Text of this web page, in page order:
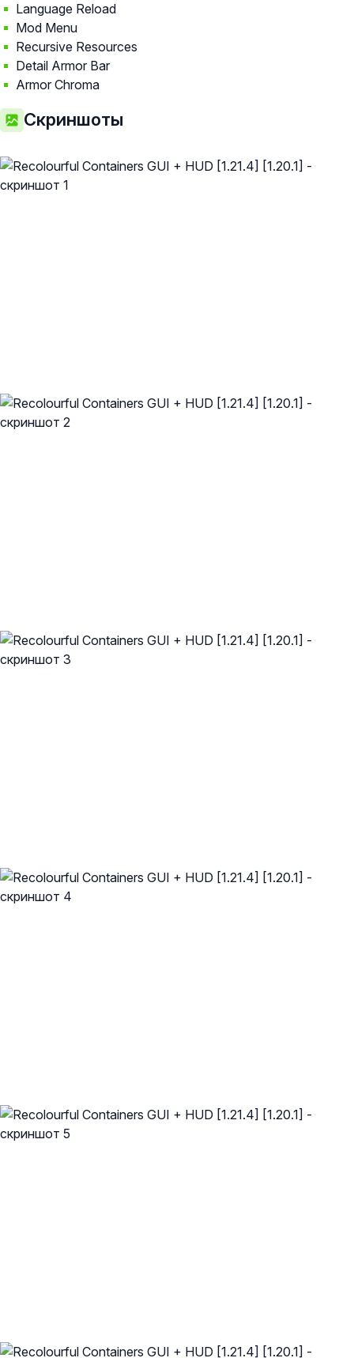
Language Reload
Mod Menu
Recursive Resources
Detail Armor Bar
Armor Chroma
Скриншоты